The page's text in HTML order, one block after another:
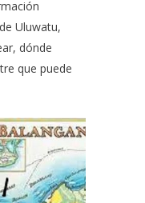
Uluwatu,
dónde
que puede